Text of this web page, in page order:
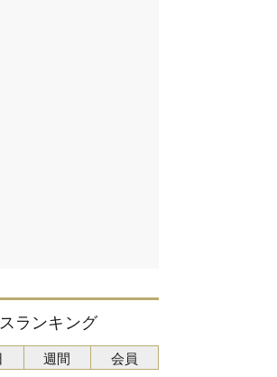
ランキング
週間 会員